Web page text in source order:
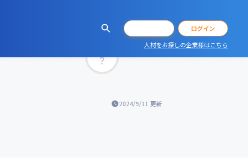
ログイン
人材をお探しの企業様はこちら
2024/9/11 更新